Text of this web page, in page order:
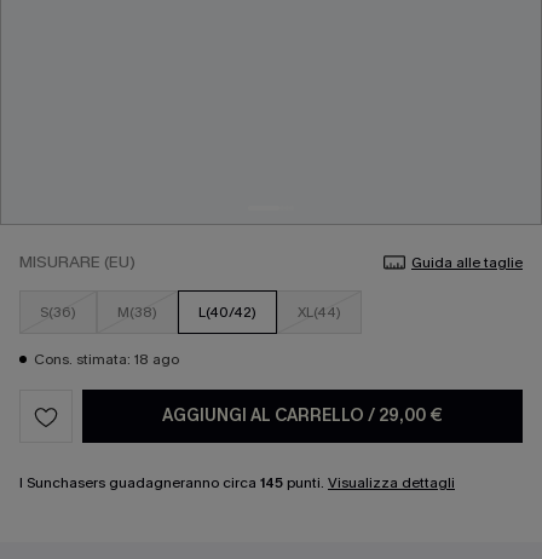
MISURARE (EU) Guida alle taglie
S(36) M(38) L(40/42) XL(44)
Cons. stimata: 18 ago
AGGIUNGI AL CARRELLO / 29,00 €
I Sunchasers guadagneranno circa 145 punti. Visualizza dettagli